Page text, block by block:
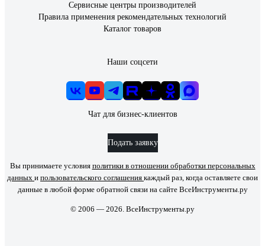
Сервисные центры производителей
Правила применения рекомендательных технологий
Каталог товаров
Наши соцсети
Чат для бизнес-клиентов
Подать заявку
Вы принимаете условия политики в отношении обработки персональных
данных и пользовательского соглашения каждый раз, когда оставляете свои
данные в любой форме обратной связи на сайте ВсеИнструменты.ру
© 2006 — 2026. ВсеИнструменты.ру